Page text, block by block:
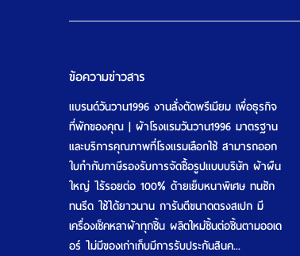
ข้อความข่าวสาร
แบรนด์วันวาน1996 งานสั่งตัดพรีเมียม เพื่อธุรกิจ
ที่พักของคุณ | ผ้าโรงแรมวันวาน1996 มาตรฐาน
และบริการคุณภาพที่โรงแรมเลือกใช้ สามารถออก
ใบกำกับภาษีรองรับการจัดซื้อรูปแบบบริษัท ผ้าผืน
ใหญ่ ไร้รอยต่อ 100% ด้ายเย็บหนาพิเศษ ทนซัก
ทนรีด ใช้ได้ยาวนาน การันตีขนาดตรงสเปก มี
เครื่องเช็คหลาผ้าทุกชิ้น ผลิตใหม่ชิ้นต่อชิ้นตามออเด
อร์ ไม่มีของเก่าเก็บมีการรับประกันสินค...